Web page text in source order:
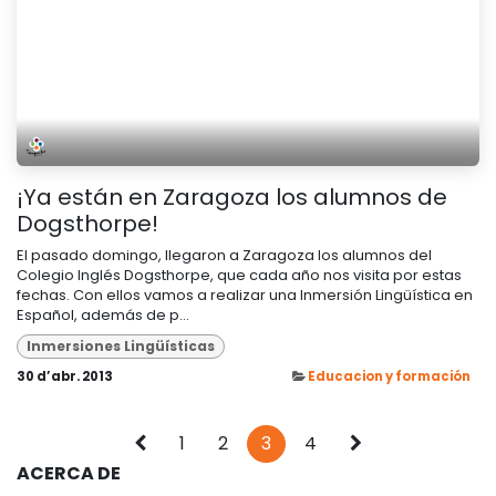
¡Ya están en Zaragoza los alumnos de
Dogsthorpe!
El pasado domingo, llegaron a Zaragoza los alumnos del
Colegio Inglés Dogsthorpe, que cada año nos visita por estas
fechas. Con ellos vamos a realizar una Inmersión Lingüística en
Español, además de p...
Inmersiones Lingüísticas
30 d’abr. 2013 Educacion y formación
1 2 3
4
ACERCA DE